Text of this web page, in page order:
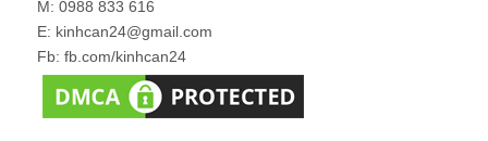
M: 0988 833 616
E: kinhcan24@gmail.com
Fb: fb.com/kinhcan24